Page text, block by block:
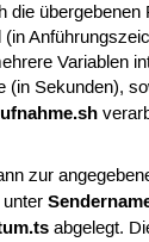
die übergebenen
Variablen
(in Sekunden),
zur
abgelegt.